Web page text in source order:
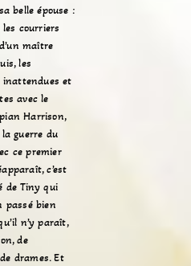
belle épouse :
les courriers
maître
les
inattendues et
avec le
Harrison,
guerre du
ce premier
c’est
de Tiny qui
passé bien
n’y paraît,
de
drames. Et